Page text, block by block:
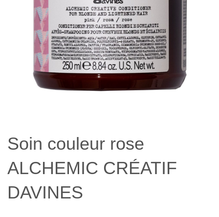
Soin couleur rose
ALCHEMIC CRÉATIF
DAVINES